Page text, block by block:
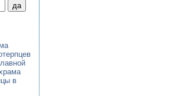
в